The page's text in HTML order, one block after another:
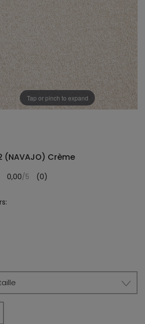
Tap or pinch to expand
(NAVAJO) Crème
0,00/5 (0)